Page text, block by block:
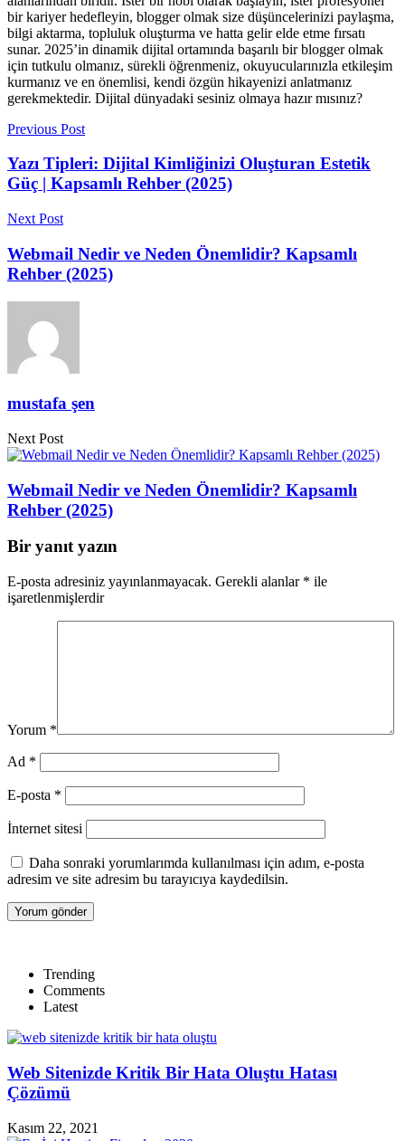
bir kariyer hedefleyin, blogger olmak size düşüncelerinizi paylaşma,
bilgi aktarma, topluluk oluşturma ve hatta gelir elde etme fırsatı
sunar. 2025’in dinamik dijital ortamında başarılı bir blogger olmak
için tutkulu olmanız, sürekli öğrenmeniz, okuyucularınızla etkileşim
kurmanız ve en önemlisi, kendi özgün hikayenizi anlatmanız
gerekmektedir. Dijital dünyadaki sesiniz olmaya hazır mısınız?
Previous Post
Yazı Tipleri: Dijital Kimliğinizi Oluşturan Estetik
Güç | Kapsamlı Rehber (2025)
Next Post
Webmail Nedir ve Neden Önemlidir? Kapsamlı
Rehber (2025)
mustafa şen
Next Post
Webmail Nedir ve Neden Önemlidir? Kapsamlı
Rehber (2025)
Bir yanıt yazın
E-posta adresiniz yayınlanmayacak. Gerekli alanlar * ile
işaretlenmişlerdir
Yorum *
Ad *
E-posta *
İnternet sitesi
Daha sonraki yorumlarımda kullanılması için adım, e-posta
adresim ve site adresim bu tarayıcıya kaydedilsin.
Trending
Comments
Latest
Web Sitenizde Kritik Bir Hata Oluştu Hatası
Çözümü
Kasım 22, 2021